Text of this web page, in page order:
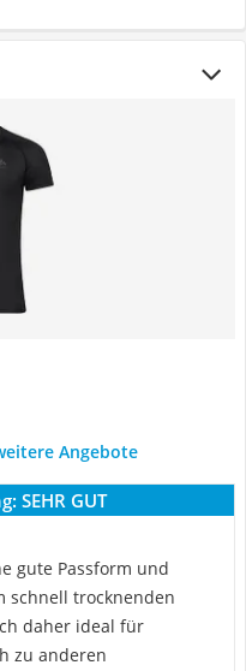
Angebote
SEHR GUT
gute Passform und
schnell trocknenden
daher ideal für
zu anderen